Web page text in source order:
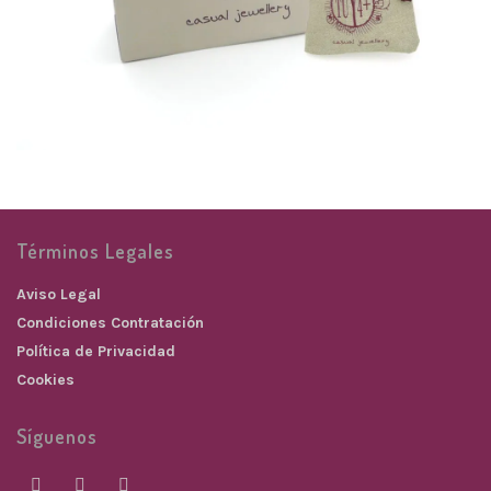
Términos Legales
Aviso Legal
Condiciones Contratación
Política de Privacidad
Cookies
Síguenos